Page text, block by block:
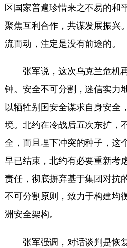
English Español
区国家普遍珍惜来之不易的和
聚焦互利合作，共谋发展振兴
流而动，注定是没有前途的。
张军说，这次乌克兰危机
钟。安全不可分割，迷信实力
以牺牲别国安全谋求自身安全
境。北约在冷战后五次东扩，
全，而且埋下冲突的种子，这
早已结束，北约有必要重新考
责任，彻底摒弃基于集团对抗
不可分割原则，致力于构建均
洲安全架构。
张军强调，对话谈判是恢